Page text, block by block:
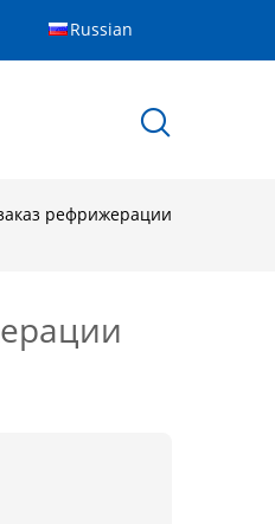
Russian
рефрижерации